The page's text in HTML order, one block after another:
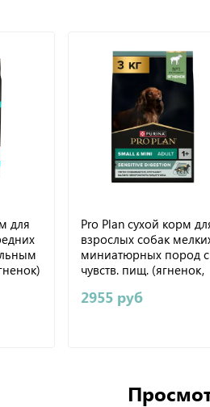
для
Pro Plan сухой корм
взрослых собак
миниатюрных пород с
чувств. пищ. (ягненок,
2955 руб